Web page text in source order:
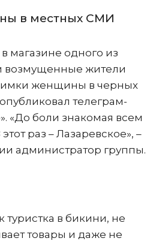
в местных СМИ
магазине одного из
возмущенные жители
женщины в черных
телеграм-
«До боли знакомая всем
раз – Лазаревское», –
администратор группы.
туристка в бикини, не
товары и даже не